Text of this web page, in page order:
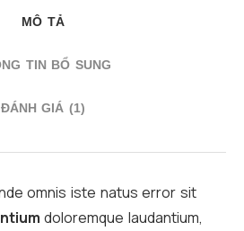
MÔ TẢ
TIN BỔ SUNG
ĐÁNH GIÁ (1)
omnis iste natus error sit
doloremque laudantium,